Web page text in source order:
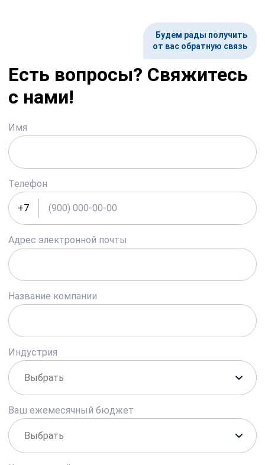
Будем рады получить
от вас обратную связь
Есть вопросы? Свяжитесь
с нами!
Имя
Телефон
+7
Адрес электронной почты
Название компании
Индустрия
Ваш ежемесячный бюджет